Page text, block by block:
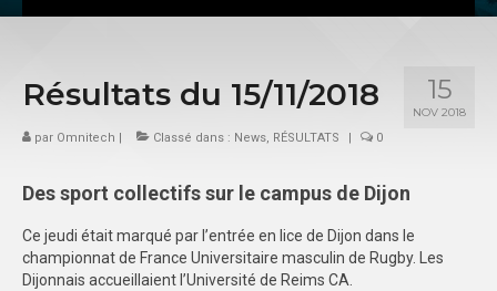
PRÉSENTATION
PEPS DIJON
ADMINISTRATIF
BESANÇON
DIJON
15
NOV 2018
Résultats du 15/11/2018
par Omnitech | Classé dans : News, RÉSULTATS | 0
Des sport collectifs sur le campus de Dijon
Ce jeudi était marqué par l’entrée en lice de Dijon dans le
championnat de France Universitaire masculin de Rugby. Les
Dijonnais accueillaient l’Université de Reims CA.